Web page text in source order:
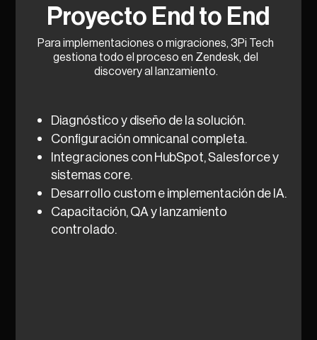
Proyecto End to End
Para implementaciones o migraciones, 3Pi Tech
gestiona todo el proceso en Zendesk, del
discovery al lanzamiento.
Diagnóstico y diseño de la solución.
Configuración omnicanal completa.
Integraciones con HubSpot, Salesforce y
sistemas core.
Desarrollo custom e implementación de IA.
Capacitación, QA y lanzamiento
controlado.